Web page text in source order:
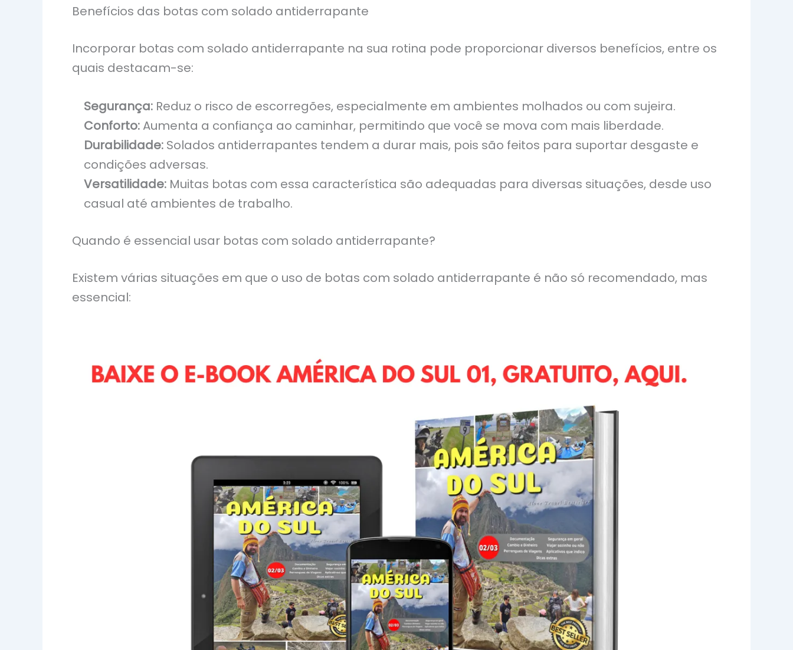
Benefícios das botas com solado antiderrapante
Incorporar botas com solado antiderrapante na sua rotina pode proporcionar diversos benefícios, entre os
quais destacam-se:
Segurança: Reduz o risco de escorregões, especialmente em ambientes molhados ou com sujeira.
Conforto: Aumenta a confiança ao caminhar, permitindo que você se mova com mais liberdade.
Durabilidade: Solados antiderrapantes tendem a durar mais, pois são feitos para suportar desgaste e
condições adversas.
Versatilidade: Muitas botas com essa característica são adequadas para diversas situações, desde uso
casual até ambientes de trabalho.
Quando é essencial usar botas com solado antiderrapante?
Existem várias situações em que o uso de botas com solado antiderrapante é não só recomendado, mas
essencial: